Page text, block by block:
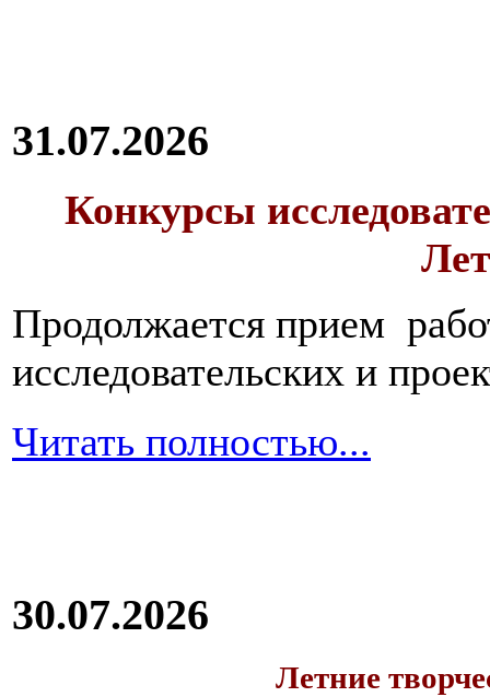
31.07.2026
Конкурсы
Продолжается прием
исследовательских и
Читать полностью...
30.07.2026
Летние